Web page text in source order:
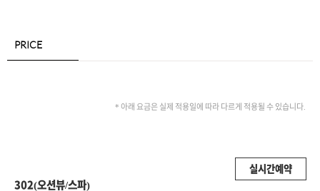
PRICE
* 아래 요금은 실제 적용일에 따라 다르게 적용될 수 있습니다.
302(오션뷰/스파)
실시간예약